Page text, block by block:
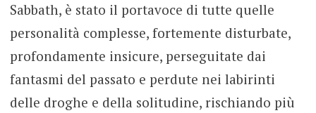
Sabbath, è stato il portavoce di tutte quelle
personalità complesse, fortemente disturbate,
profondamente insicure, perseguitate dai
fantasmi del passato e perdute nei labirinti
delle droghe e della solitudine, rischiando più